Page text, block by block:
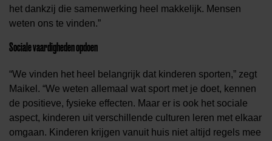
het dankzij die samenwerking heel makkelijk. Mensen
weten ons te vinden.”
Sociale vaardigheden opdoen
“We vinden het heel belangrijk dat kinderen sporten,” zegt
Maikel. “We weten allemaal wat sport met je doet, kennen
de positieve, fysieke effecten. Maar er is ook het sociale
aspect, kinderen uit verschillende culturen leren met elkaar
omgaan. Kinderen krijgen vanuit huis niet altijd regels mee